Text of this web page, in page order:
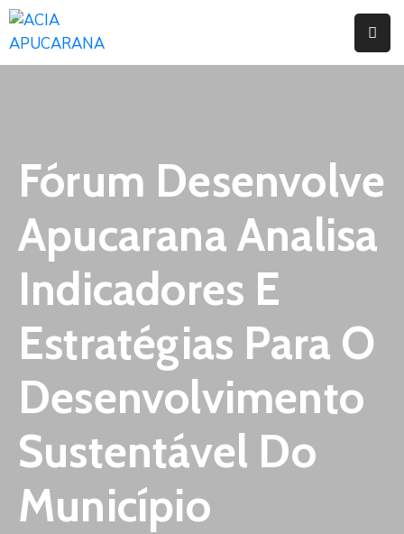
Serviços
Campanhas
Convênios
Benefícios
Fórum
Desenvolve
Instituto
De
Pesquisa
Imprensa
Contato
Fórum Desenvolve
Apucarana Analisa
Indicadores E
Estratégias Para O
Desenvolvimento
Sustentável Do
Município